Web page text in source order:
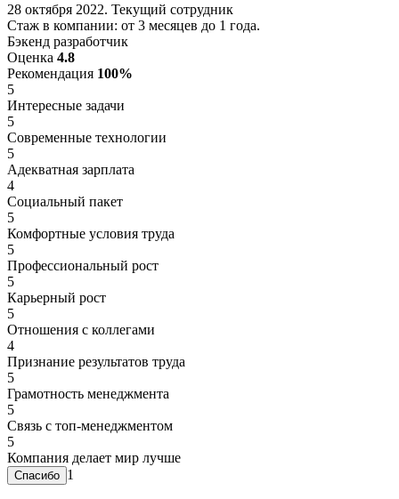
28 октября 2022. Текущий сотрудник
Стаж в компании: от 3 месяцев до 1 года.
Бэкенд разработчик
Оценка 4.8
Рекомендация 100%
5
Интересные задачи
5
Современные технологии
5
Адекватная зарплата
4
Социальный пакет
5
Комфортные условия труда
5
Профессиональный рост
5
Карьерный рост
5
Отношения с коллегами
4
Признание результатов труда
5
Грамотность менеджмента
5
Связь с топ-менеджментом
5
Компания делает мир лучше
1